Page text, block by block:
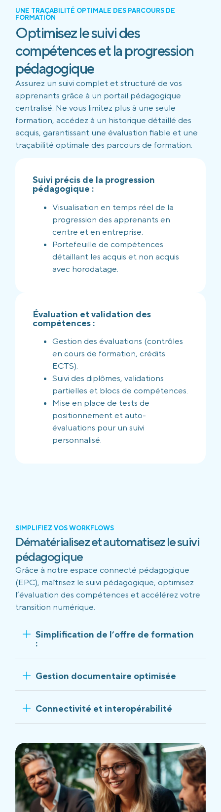
UNE TRAÇABILITÉ OPTIMALE DES PARCOURS DE
FORMATION
Optimisez le suivi des
compétences et la progression
pédagogique
Assurez un suivi complet et structuré de vos
apprenants grâce à un portail pédagogique
centralisé. Ne vous limitez plus à une seule
formation, accédez à un historique détaillé des
acquis, garantissant une évaluation fiable et une
traçabilité optimale des parcours de formation.
Suivi précis de la progression
pédagogique :
Visualisation en temps réel de la
progression des apprenants en
centre et en entreprise.
Portefeuille de compétences
détaillant les acquis et non acquis
avec horodatage.
Évaluation et validation des
compétences :
Gestion des évaluations (contrôles
en cours de formation, crédits
ECTS).
Suivi des diplômes, validations
partielles et blocs de compétences.
Mise en place de tests de
positionnement et auto-
évaluations pour un suivi
personnalisé.
SIMPLIFIEZ VOS WORKFLOWS
Dématérialisez et automatisez le suivi
pédagogique
Grâce à notre espace connecté pédagogique
(EPC), maîtrisez le suivi pédagogique, optimisez
l’évaluation des compétences et accélérez votre
transition numérique.
Simplification de l’offre de formation
:
Gestion documentaire optimisée
Connectivité et interopérabilité